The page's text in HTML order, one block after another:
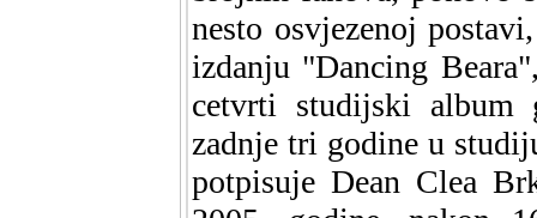
nesto osvjezenoj
izdanju "Dancing
cetvrti studijski album
zadnje tri godine u
potpisuje Dean Clea